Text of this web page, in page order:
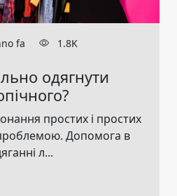
fa 1.8K
одягнути
простих і простих
Допомога в
л...